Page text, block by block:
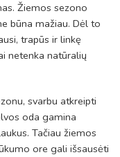
Žiemos sezono
būna mažiau. Dėl to
trapūs ir linkę
netenka natūralių
svarbu atkreipti
oda gamina
Tačiau žiemos
ore gali išsausėti